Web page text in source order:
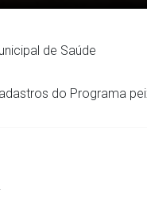
de Saúde
do Programa